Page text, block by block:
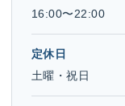
16:00〜22:00
定休日
土曜・祝日